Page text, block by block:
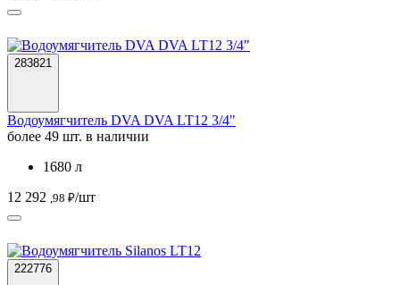
283821
Водоумягчитель DVA DVA LT12 3/4"
более 49 шт. в наличии
1680 л
12 292 ,98 ₽/шт
222776